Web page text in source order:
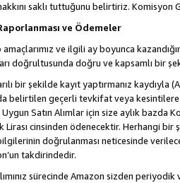
saklı tuttuğunu belirtiriz. Komisyon
ve Ödemeler
amaçlarımız ve ilgili ay boyunca
doğrultusunda doğru ve kapsamlı bir
bir şekilde kayıt yaptırmanız
belirtilen geçerli tevkifat veya
Satın Alımlar için size aylık
Lirası cinsinden ödenecektir. Herhangi
doğrulanması neticesinde
takdirindedir.
sürecinde Amazon sizden